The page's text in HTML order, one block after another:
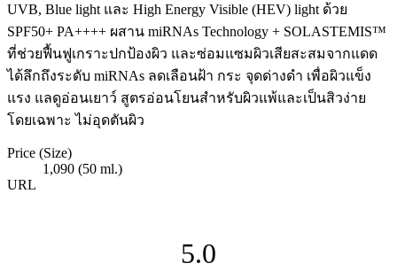
UVB, Blue light และ High Energy Visible (HEV) light ด้วย
SPF50+ PA++++ ผสาน miRNAs Technology + SOLASTEMIS™
ที่ช่วยฟื้นฟูเกราะปกป้องผิว และซ่อมแซมผิวเสียสะสมจากแดด
ได้ลึกถึงระดับ miRNAs ลดเลือนฝ้า กระ จุดด่างดำ เพื่อผิวแข็ง
แรง แลดูอ่อนเยาว์ สูตรอ่อนโยนสำหรับผิวแพ้และเป็นสิวง่าย
โดยเฉพาะ ไม่อุดตันผิว
Price (Size)
1,090 (50 ml.)
URL
5.0